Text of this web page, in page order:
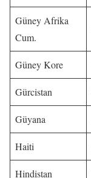
Güney Afrika
Cum.
Güney Kore
Gürcistan
Güyana
Haiti
Hindistan